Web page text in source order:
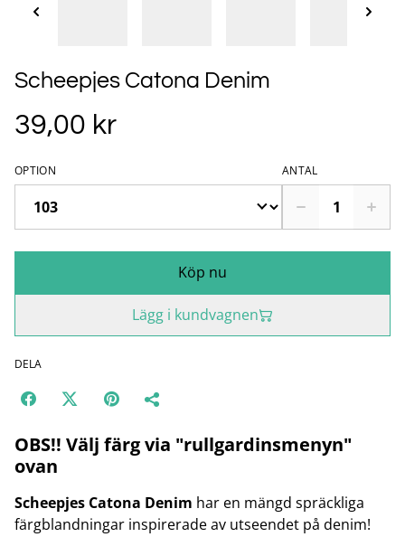
Scheepjes Catona Denim
39,00 kr
OPTION ANTAL
Köp nu
Lägg i kundvagnen
DELA
OBS!! Välj färg via "rullgardinsmenyn"
ovan
Scheepjes Catona Denim har en mängd spräckliga
färgblandningar inspirerade av utseendet på denim!